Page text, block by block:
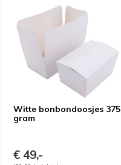
Witte bonbondoosjes 375
gram
€ 49,-